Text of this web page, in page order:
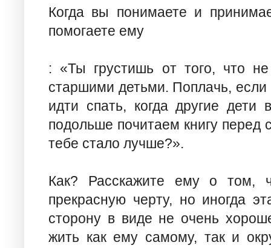
Когда вы понимаете и
помогаете ему
: «Ты грустишь от того, что
старшими детьми. Поплачь,
идти спать, когда другие
подольше почитаем книгу перед
тебе стало лучше?».
Как? Расскажите ему о том,
прекрасную черту, но иногда
сторону в виде не очень
жить как ему самому, так и